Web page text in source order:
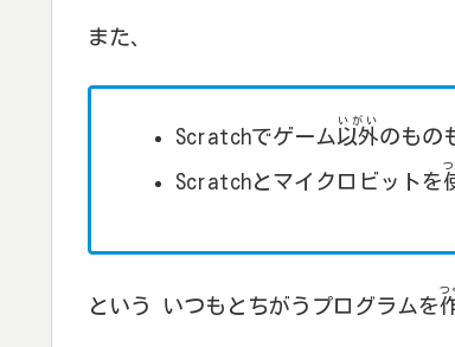
また、
Scratchでゲーム 以外
いがい
のもの
Scratchとマイクロビットを
つ
という いつもとちがうプログラムを
つ